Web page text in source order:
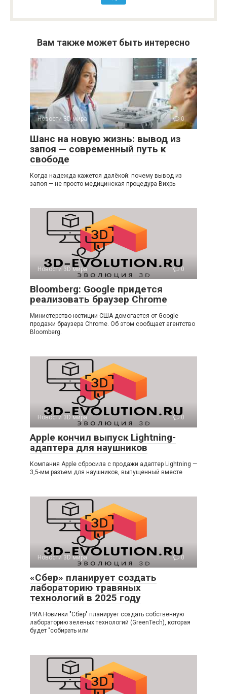
Вам также может быть интересно
Новости 3D мира 0
Шанс на новую жизнь: вывод из
запоя — современный путь к
свободе
Когда надежда кажется далёкой: почему вывод из
запоя — не просто медицинская процедура Вихрь
Новости 3D мира 0
Bloomberg: Google придется
реализовать браузер Chrome
Министерство юстиции США домогается от Google
продажи браузера Chrome. Об этом сообщает агентство
Bloomberg.
Новости 3D мира 0
Apple кончил выпуск Lightning-
адаптера для наушников
Компания Apple сбросила с продажи адаптер Lightning —
3,5-мм разъем для наушников, выпущенный вместе
Новости 3D мира 0
«Сбер» планирует создать
лабораторию травяных
технологий в 2025 году
РИА Новинки "Сбер" планирует создать собственную
лабораторию зеленых технологий (GreenTech), которая
будет "собирать или